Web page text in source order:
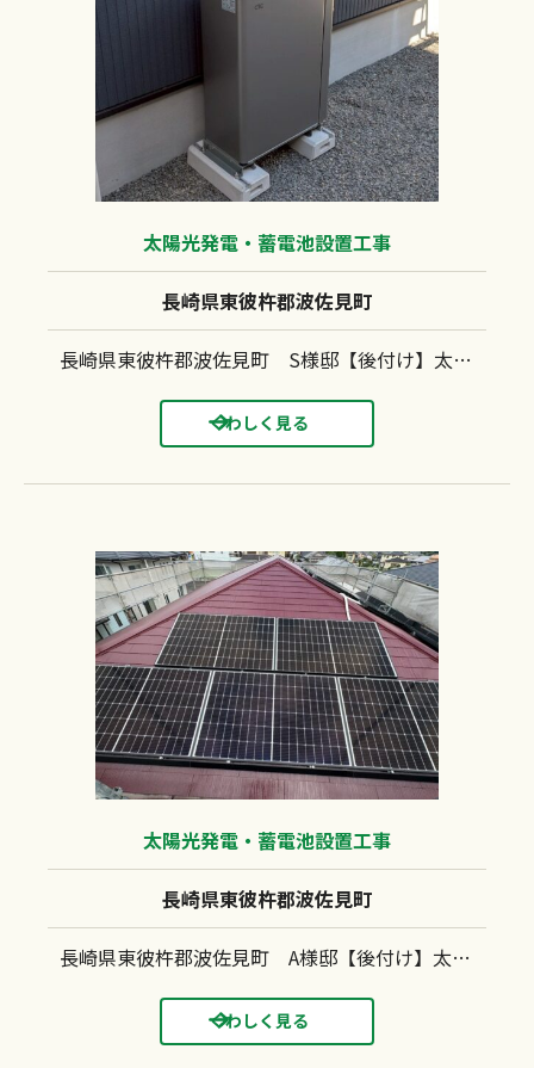
太陽光発電・蓄電池設置工事
長崎県東彼杵郡波佐見町
長崎県東彼杵郡波佐見町 S様邸【後付け】太陽光発電システム(長州産業：CS-364B91)蓄電池（長州産業：CB-LMP127A)設置工事 金属折板屋根 キャッチ工法
くわしく見る
太陽光発電・蓄電池設置工事
長崎県東彼杵郡波佐見町
長崎県東彼杵郡波佐見町 A様邸【後付け】太陽光発電システム(長州産業：CS-340B81)蓄電池（長州産業：CB-LMP127A)設置工事 スレート屋根 スレートアンカー工法
くわしく見る